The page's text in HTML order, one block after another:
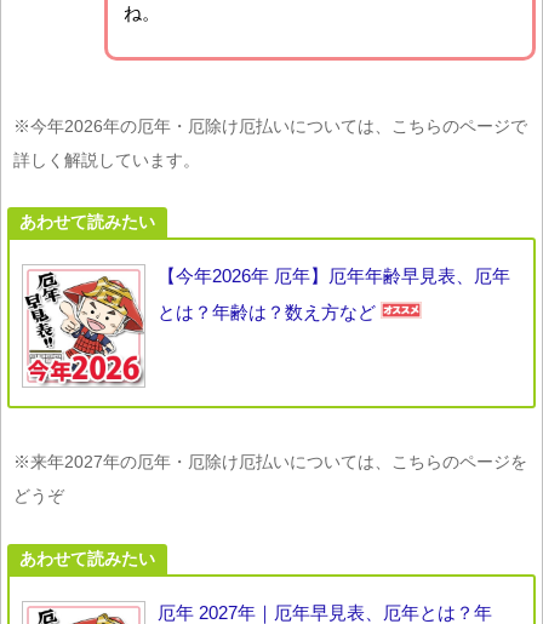
ね。
※今年2026年の厄年・厄除け厄払いについては、こちらのページで
詳しく解説しています。
あわせて読みたい
【今年2026年 厄年】厄年年齢早見表、厄年
とは？年齢は？数え方など
※来年2027年の厄年・厄除け厄払いについては、こちらのページを
どうぞ
あわせて読みたい
厄年 2027年｜厄年早見表、厄年とは？年